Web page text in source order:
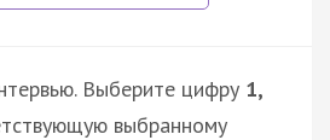
Выберите цифру 1,
выбранному